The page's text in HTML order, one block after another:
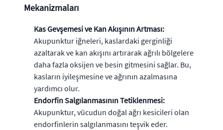
Mekanizmaları
Kas Gevşemesi ve Kan Akışının Artması:
Akupunktur iğneleri, kaslardaki gerginliği
azaltarak ve kan akışını artırarak ağrılı bölgelere
daha fazla oksijen ve besin gitmesini sağlar. Bu,
kasların iyileşmesine ve ağrının azalmasına
yardımcı olur.
Endorfin Salgılanmasının Tetiklenmesi:
Akupunktur, vücudun doğal ağrı kesicileri olan
endorfinlerin salgılanmasını teşvik eder.